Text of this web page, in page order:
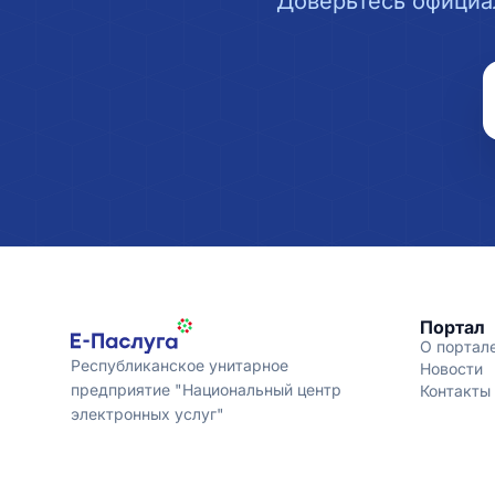
Республиканское унитарное
предприятие "Национальный центр
электронных услуг"
Портал
О
Новости
Контакты